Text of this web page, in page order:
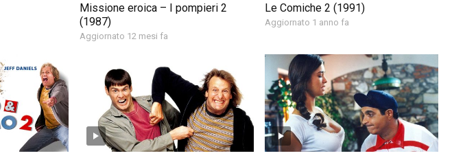
Missione eroica – I pompieri 2
(1987)
Aggiornato 12 mesi fa
Le Comiche 2 (1991)
Aggiornato 1 anno fa